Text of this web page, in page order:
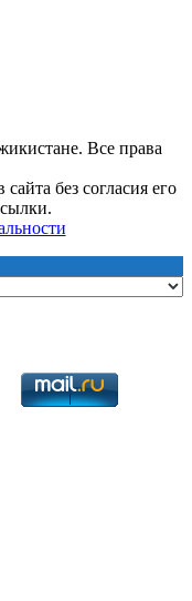
Все права
без согласия его